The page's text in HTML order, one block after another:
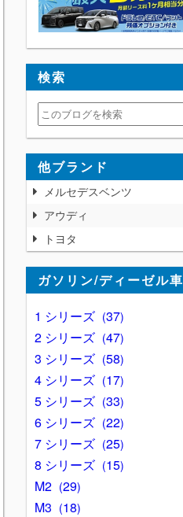
検索
他ブランド
メルセデスベンツ
アウディ
トヨタ
ガソリン/ディーゼル車
1 シリーズ
37
2 シリーズ
47
3 シリーズ
58
4 シリーズ
17
5 シリーズ
33
6 シリーズ
22
7 シリーズ
25
8 シリーズ
15
M2
29
M3
18